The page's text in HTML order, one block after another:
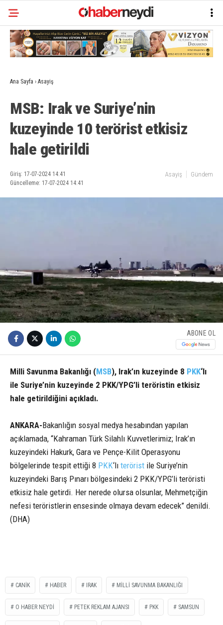
Ana Sayfa › Asayiş
MSB: Irak ve Suriye’nin
kuzeyinde 10 terörist etkisiz
hale getirildi
Giriş: 17-07-2024 14:41
Güncelleme: 17-07-2024 14:41
Asayiş Gündem
ABONE OL
Milli Savunma Bakanlığı (MSB), Irak’ın kuzeyinde 8 PKK‘lı
ile Suriye’nin kuzeyinde 2 PKK/YPG’li teröristin etkisiz
hale getirildiğini açıkladı.
ANKARA-Bakanlığın sosyal medya hesabından yapılan
açıklamada, “Kahraman Türk Silahlı Kuvvetlerimiz; Irak’ın
kuzeyindeki Hakurk, Gara ve Pençe-Kilit Operasyonu
bölgelerinde tespit ettiği 8 PKK‘lı terörist ile Suriye’nin
kuzeyindeki Barış Pınarı bölgesindeki 2 PKK/YPG’li teröristi
etkisiz hale getirdi. Her nerede olursa olsunlar, Mehmetçiğin
nefesi teröristlerin ensesinde olmaya devam edecek” denildi.
(DHA)
CANİK HABER IRAK MILLI SAVUNMA BAKANLIĞI
O HABER NEYDİ PETEK REKLAM AJANSI PKK SAMSUN